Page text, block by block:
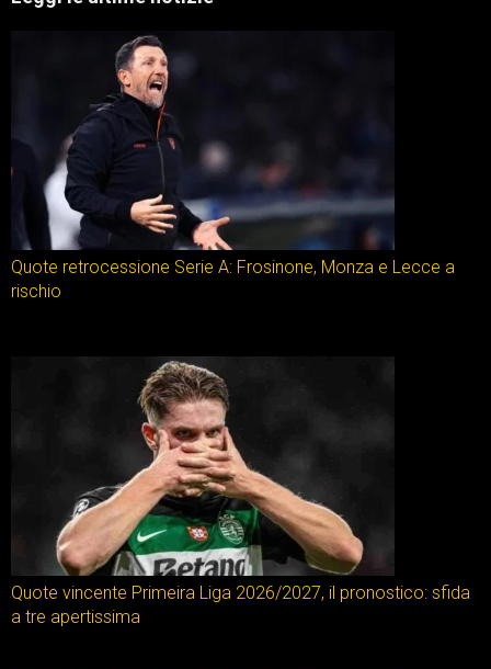
Quote retrocessione Serie A: Frosinone, Monza e Lecce a
rischio
Quote vincente Primeira Liga 2026/2027, il pronostico: sfida
a tre apertissima